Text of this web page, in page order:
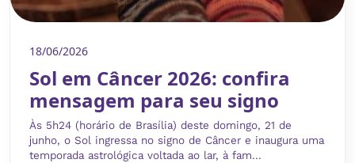
18/06/2026
Sol em Câncer 2026: confira
mensagem para seu signo
Às 5h24 (horário de Brasília) deste domingo, 21 de
junho, o Sol ingressa no signo de Câncer e inaugura uma
temporada astrológica voltada ao lar, à fam...